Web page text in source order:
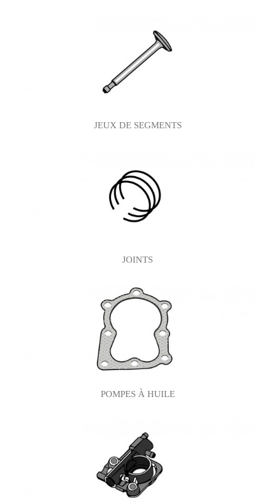
JEUX DE SEGMENTS
JOINTS
POMPES À HUILE